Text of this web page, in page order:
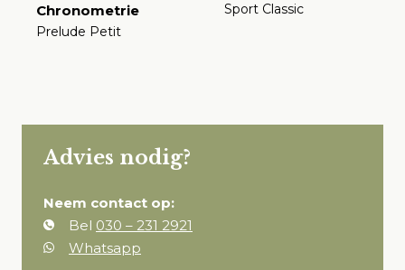
Chronometrie
Prelude Petit
Sport Classic
Advies nodig?
Neem contact op:
Bel 030 – 231 2921
Whatsapp